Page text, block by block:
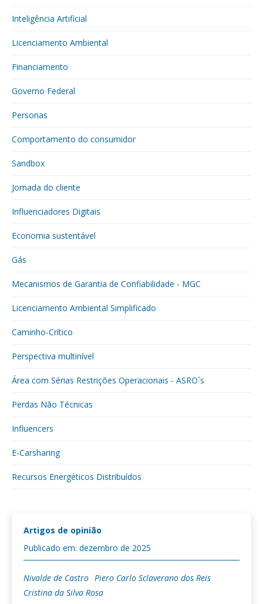
Inteligência Artificial
Licenciamento Ambiental
Financiamento
Governo Federal
Personas
Comportamento do consumidor
Sandbox
Jornada do cliente
Influenciadores Digitais
Economia sustentável
Gás
Mecanismos de Garantia de Confiabilidade - MGC
Licenciamento Ambiental Simplificado
Caminho-Crítico
Perspectiva multinível
Área com Sérias Restrições Operacionais - ASRO´s
Perdas Não Técnicas
Influencers
E-Carsharing
Recursos Energéticos Distribuídos
Artigos de opinião
Publicado em: dezembro de 2025
Nivalde de Castro Piero Carlo Sclaverano dos Reis
Cristina da Silva Rosa